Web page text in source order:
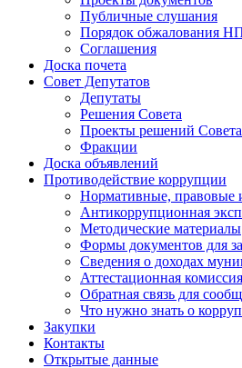
Публичные слушания
Порядок обжалования
Соглашения
Доска почета
Совет Депутатов
Депутаты
Решения Совета
Проекты решений Совета
Фракции
Доска объявлений
Противодействие коррупции
Нормативные, правовые
Антикоррупционная
Методические материалы
Формы документов для
Сведения о доходах
Аттестационная комиссия
Обратная связь для
Что нужно знать о
Закупки
Контакты
Открытые данные